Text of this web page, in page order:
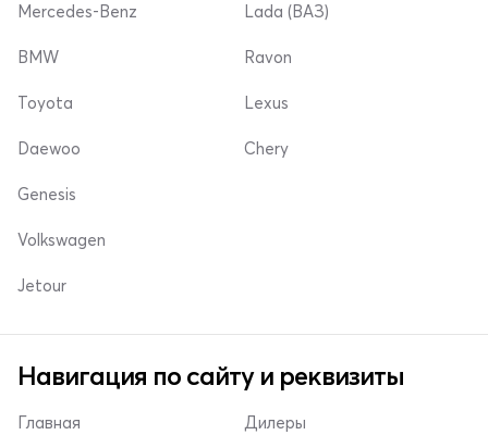
Mercedes-Benz Lada (ВАЗ)
BMW
Toyota
Daewoo
Ravon
Lexus
Chery
Genesis
Volkswagen
Jetour
Навигация по сайту и реквизиты
Главная Дилеры